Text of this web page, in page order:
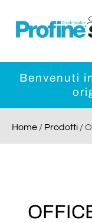
Benvenuti
Home / Prodotti /